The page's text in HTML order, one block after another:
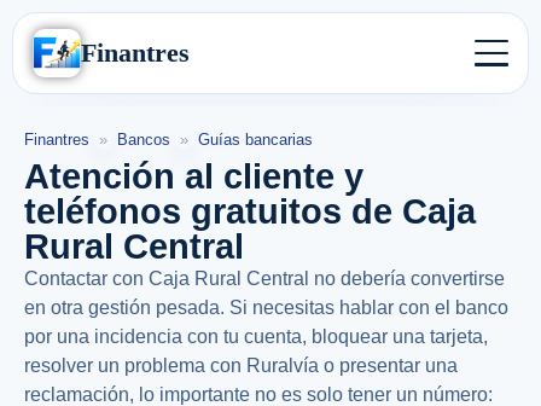
Finantres
Finantres » Bancos » Guías bancarias
Atención al cliente y
teléfonos gratuitos de Caja
Rural Central
Contactar con Caja Rural Central no debería convertirse
en otra gestión pesada. Si necesitas hablar con el banco
por una incidencia con tu cuenta, bloquear una tarjeta,
resolver un problema con Ruralvía o presentar una
reclamación, lo importante no es solo tener un número: